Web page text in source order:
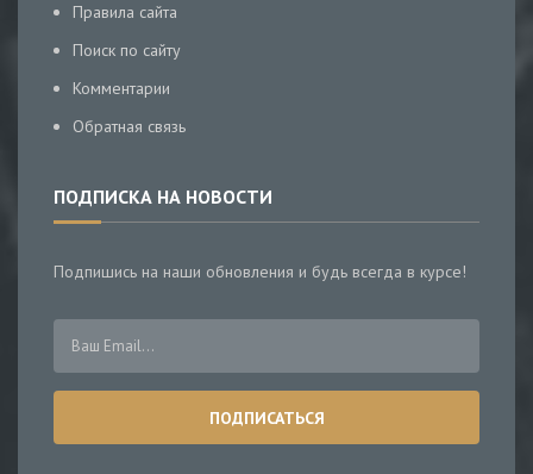
Правила сайта
Поиск по сайту
Комментарии
Обратная связь
ПОДПИСКА НА НОВОСТИ
Подпишись на наши обновления и будь всегда в курсе!